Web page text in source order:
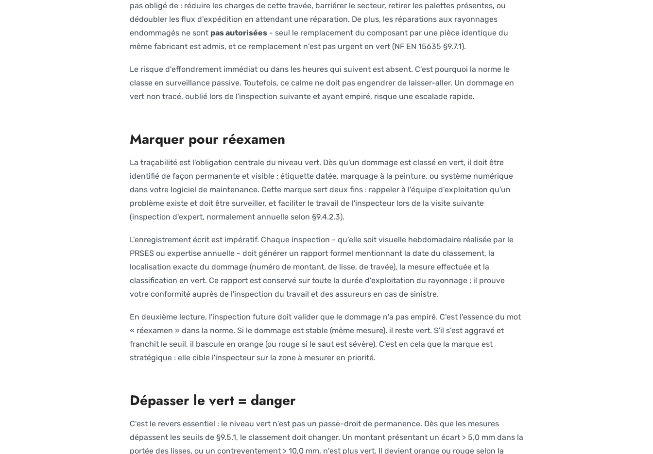
pas obligé de : réduire les charges de cette travée, barriérer le secteur, retirer les palettes présentes, ou
dédoubler les flux d'expédition en attendant une réparation. De plus, les réparations aux rayonnages
endommagés ne sont pas autorisées - seul le remplacement du composant par une pièce identique du
même fabricant est admis, et ce remplacement n'est pas urgent en vert (NF EN 15635 §9.7.1).
Le risque d'effondrement immédiat ou dans les heures qui suivent est absent. C'est pourquoi la norme le
classe en surveillance passive. Toutefois, ce calme ne doit pas engendrer de laisser-aller. Un dommage en
vert non tracé, oublié lors de l'inspection suivante et ayant empiré, risque une escalade rapide.
Marquer pour réexamen
La traçabilité est l'obligation centrale du niveau vert. Dès qu'un dommage est classé en vert, il doit être
identifié de façon permanente et visible : étiquette datée, marquage à la peinture, ou système numérique
dans votre logiciel de maintenance. Cette marque sert deux fins : rappeler à l'équipe d'exploitation qu'un
problème existe et doit être surveiller, et faciliter le travail de l'inspecteur lors de la visite suivante
(inspection d'expert, normalement annuelle selon §9.4.2.3).
L'enregistrement écrit est impératif. Chaque inspection - qu'elle soit visuelle hebdomadaire réalisée par le
PRSES ou expertise annuelle - doit générer un rapport formel mentionnant la date du classement, la
localisation exacte du dommage (numéro de montant, de lisse, de travée), la mesure effectuée et la
classification en vert. Ce rapport est conservé sur toute la durée d'exploitation du rayonnage ; il prouve
votre conformité auprès de l'inspection du travail et des assureurs en cas de sinistre.
En deuxième lecture, l'inspection future doit valider que le dommage n'a pas empiré. C'est l'essence du mot
« réexamen » dans la norme. Si le dommage est stable (même mesure), il reste vert. S'il s'est aggravé et
franchit le seuil, il bascule en orange (ou rouge si le saut est sévère). C'est en cela que la marque est
stratégique : elle cible l'inspecteur sur la zone à mesurer en priorité.
Dépasser le vert = danger
C'est le revers essentiel : le niveau vert n'est pas un passe-droit de permanence. Dès que les mesures
dépassent les seuils de §9.5.1, le classement doit changer. Un montant présentant un écart > 5,0 mm dans la
portée des lisses, ou un contreventement > 10,0 mm, n'est plus vert. Il devient orange ou rouge selon la